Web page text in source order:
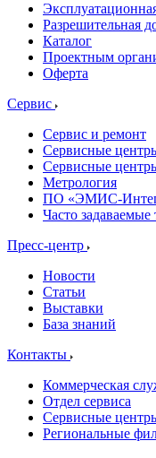
Разрешительная
Каталог
Проектным
Оферта
Сервис
Сервис и ремонт
Сервисные
Сервисные
Метрология
ПО «ЭМИС-
Часто
Пресс-центр
Новости
Статьи
Выставки
База знаний
Контакты
Коммерческая
Отдел сервиса
Сервисные
Региональные